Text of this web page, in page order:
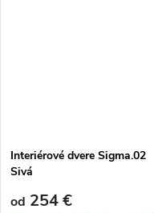
Interiérové dvere Sigma.02
Sivá
od 254 €